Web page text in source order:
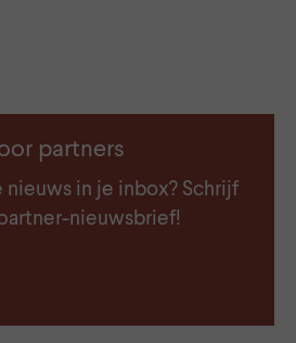
partners
in je inbox? Schrijf
nieuwsbrief!